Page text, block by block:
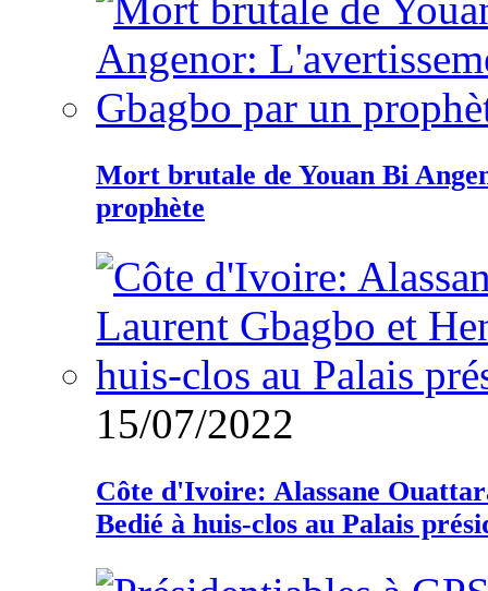
Mort brutale de Youan Bi
prophète
15/07/2022
Côte d'Ivoire: Alassane
Bedié à huis-clos au Palais